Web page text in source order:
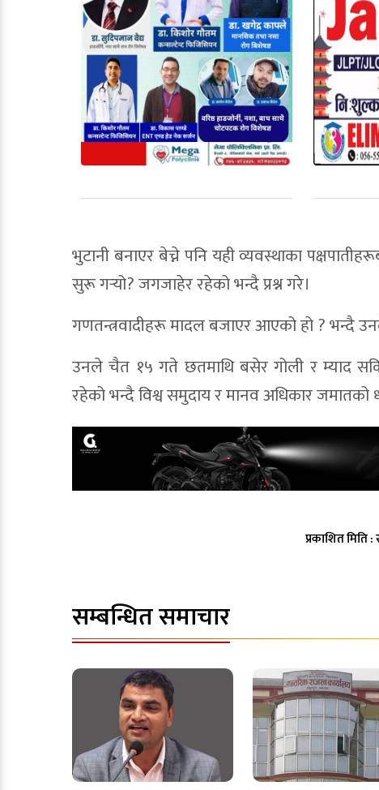
भुटानी बनाएर बेच्ने पनि यही व्यवस्थाका
सुरू गर्‍यो? जगजाहेर रहेको भन्दै प्रश्न गरे।
गणतन्त्रवादीहरू मादल बजाएर आएको हो ? भन्दै
उनले चैत १५ गते छतमाथि बसेर गोली र म्याद
रहेको भन्दै विश्व समुदाय र मानव अधिकार जमातको
प्रकाशित मिति :
सम्बन्धित समाचार